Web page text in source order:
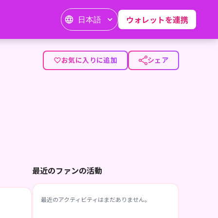
日本語 ウォレットを連携
お気に入りに追加 シェア
最近のファンの活動
最近のアクティビティはまだありません。